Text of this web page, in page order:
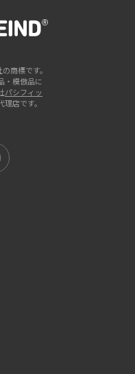
商標です。
・模倣品に
パシフィッ
店です。